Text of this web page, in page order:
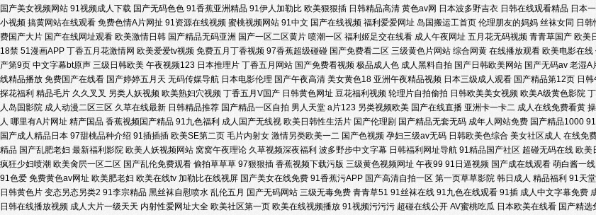
露出 福利av导航亚洲 91九色真实吃瓜 91网站观看 激情自拍第三区 女人天堂男人天堂AV 操逼六区 91包操 丝足av 黑丝诱惑AV 91人人蜜桃网 探
92影院 91抖淫 熟女人妻一区二区三区 精品成人中出国产 91手机小视频 婷婷五月激情深爱 国产免费淫妻 91男人的天堂a 香蕉伊人9 久草福利
瓜网站 黄色大片9199 91视频进入网页 四虎音影 久久草婷婷网站 97在线超碰久热 一区一去一区一级 男人天堂1999 www日韩激情com 91每日
色免费网站 香蕉视频黄在线观看 老司机91福利在线 超碰91N 91九色蝌蚪视频成人论坛 影音先锋中文字幕av 人人看导航第一站 国产片1024 91
精品 91高跟玉足 蜜桃久久91 爱爱影院免费 99热热 五月婷婷蜜桃在线 国产精品婷婷精品 影音先锋AV色资源 狠狠干第一页 91网址在线免费 狠
91在线视屏 先锋影音天堂婷婷 欧美日韩黄页免费 久草福利 国精99在线视频 日韩37页 大香蕉在线54 91海角视频网站 91cn在线观看 视频在线
国产美女视频网站 91视频成人下载 国产无码色色 91香蕉亚洲精品 91伊人加勒比 欧美狠狠插 日韩精品高清 黄色av网 日本波多野吉衣 日韩在线观看精品 日本
小视频 搞黄网站在线观看 免费色情A片网扯 91资源在线视频 蜜桃视频网站 91中文 国产在线视频 福利爱爱网址 岛国搬运工首页 伦理朋友的妈妈 丝袜女同 日韩
费国产大片 国产在线网址观看 欧美激情日韩 国产精品无码亚洲 国产一区二区黄片 喷潮一区 福利姬足交在线看 成人午夜网址 五月花无码视频 青青草国产 欧美
18禁 51漫画APP 丁香五月花激情网 欧美爱爱tv视频 免费五月丁香视频 97香蕉超级碰碰 国产免费看二区 三级黄色片网站 综合网黄 在线播放观看 欧美电影在线
产第9页 中文字幕bt原声 三级日韩欧美 午夜视频123 日本推理片 丁香五月网站 国产免费看视频 极品成人色 成人黑料自拍 国产日韩欧美网站 国产无码av 老湿A
线精品播放 免费国产在线看 国产婷婷五月天 无码传媒导航 日本电影伦理 国产午夜高清 美女黄色18 亚洲午夜精品视频 日本三级成人观看 国产精品第12页 日
探花福利 精品毛片 久久叉叉 另类人妖视频 欧美熟妇穴视频 丁香五月V国产 日韩黄色网址 豆花福利视频 轮理片自拍偷拍 日韩欧美美女视频 欧美A级黄色影院
人岛国影院 成人动漫二区三区 久草在线最新 日韩精品推荐 国产精品一区自拍 男人天堂 a片123 另类视频欧美 国产在线直播 亚洲卡一卡二 成人在线免费看黄
人 哪里有A片网址 精产国品 香蕉视频国产精品 91九色福利 成人国产无线视 欧美日韩性生活片 国产伦理剧 国产精品无套无码 成年人网站免费 国产精品1000
国产成人精品日本 97甜桃品种介绍 91插插插 欧美SE第二页 毛片内射女 激情另类欧美一二 国产色视频 孕妇三级av无码 日韩欧美色综合 美女社区成人 在线免
精品 国产乱肥老妇 最新福利影院 欧美人妖视频网站 窝窝午夜理论 久草视频深夜福利 波多野步中文字幕 日韩福利网址导航 91精品国产社区 超碰无码在线 欧美
疯狂少妇喷潮 欧美肏屄一区二区 国产乱伦免费观看 偷拍草草草 97狠狠插 香蕉视频下载污版 三级黄色视频网址 午夜99 91日逼视频 国产成在线观看 萌白酱一
91色爱 免费黄色av网址 欧美肥老妇 欧美在线tv 加勒比在线视屏 国产美女在线免费 91香蕉污APP 国产高清自拍一区 第一页草草影院 韩日成人 精品福利 91天
日韩黄色片 变态另态另类2 91李宗精品 黑丝袜自慰喷水 乱伦五月 国产无码网站 三级无毒免费 青青草51 91丝袜在线 91九色在线观看 91插 成人中文字幕免费
日韩在线播放视频 成人大片一级天天 内射性爱网址大全 欧美社区第一页 欧美在线视频播放 91视频污污污 超碰在线公开 AV蜜桃吃瓜 日本欧美在线看 国产精选